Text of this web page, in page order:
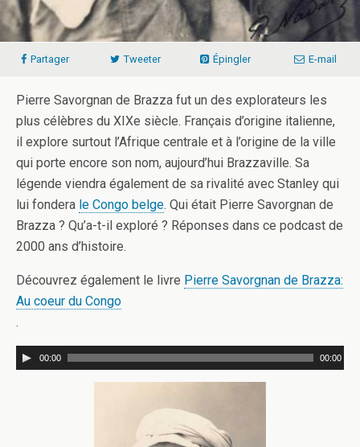
Partager Tweeter Épingler E-mail
Pierre Savorgnan de Brazza fut un des explorateurs les
plus célèbres du XIXe siècle. Français d’origine italienne,
il explore surtout l’Afrique centrale et à l’origine de la ville
qui porte encore son nom, aujourd’hui Brazzaville. Sa
légende viendra également de sa rivalité avec Stanley qui
lui fondera le Congo belge. Qui était Pierre Savorgnan de
Brazza ? Qu’a-t-il exploré ? Réponses dans ce podcast de
2000 ans d’histoire.
Découvrez également le livre Pierre Savorgnan de Brazza:
Au coeur du Congo
.
00:00 00:00